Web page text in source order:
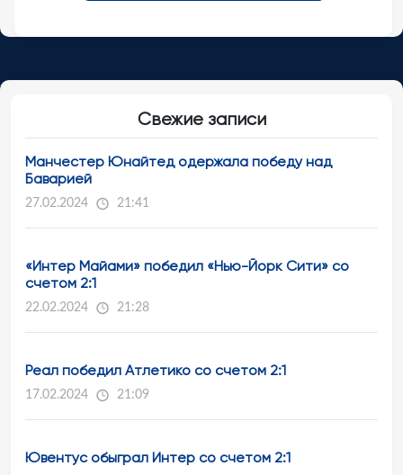
Свежие записи
Манчестер Юнайтед одержала победу над
Баварией
27.02.2024 21:41
«Интер Майами» победил «Нью-Йорк Сити» со
счетом 2:1
22.02.2024 21:28
Реал победил Атлетико со счетом 2:1
17.02.2024 21:09
Ювентус обыграл Интер со счетом 2:1